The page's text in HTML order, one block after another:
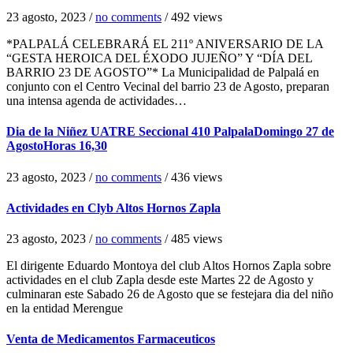
23 agosto, 2023 / no comments /492 views
*PALPALÁ CELEBRARÁ EL 211º ANIVERSARIO DE LA
“GESTA HEROICA DEL ÉXODO JUJEÑO” Y “DÍA DEL
BARRIO 23 DE AGOSTO”* La Municipalidad de Palpalá en
conjunto con el Centro Vecinal del barrio 23 de Agosto, preparan
una intensa agenda de actividades…
Dia de la Niñez UATRE Seccional 410 PalpalaDomingo 27 de
AgostoHoras 16,30
23 agosto, 2023 / no comments /436 views
Actividades en Clyb Altos Hornos Zapla
23 agosto, 2023 / no comments /485 views
El dirigente Eduardo Montoya del club Altos Hornos Zapla sobre
actividades en el club Zapla desde este Martes 22 de Agosto y
culminaran este Sabado 26 de Agosto que se festejara dia del niño
en la entidad Merengue
Venta de Medicamentos Farmaceuticos